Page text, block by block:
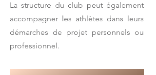
La structure du club peut également
accompagner les athlètes dans leurs
démarches de projet personnels ou
professionnel.